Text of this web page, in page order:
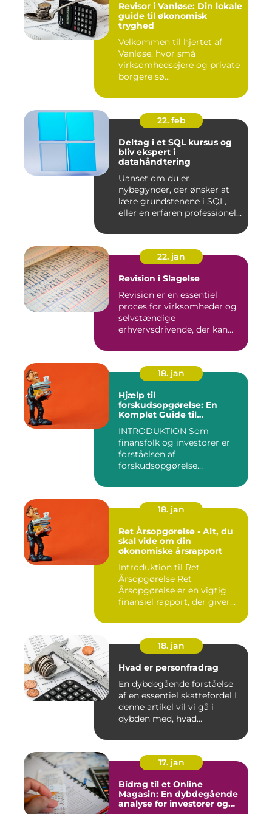
Revisor i Vanløse: Din lokale
guide til økonomisk
tryghed
Velkommen til hjertet af
Vanløse, hvor små
virksomhedsejere og private
borgere sø...
22. feb
Deltag i et SQL kursus og
bliv ekspert i
datahåndtering
Uanset om du er
nybegynder, der ønsker at
lære grundstenene i SQL,
eller en erfaren professionel,
22. jan
Revision i Slagelse
Revision er en essentiel
proces for virksomheder og
selvstændige
erhvervsdrivende, der kan
18. jan
Hjælp til
forskudsopgørelse: En
Komplet Guide til
INTRODUKTION Som
finansfolk og investorer er
forståelsen af
forskudsopgørelse
18. jan
Ret Årsopgørelse - Alt, du
skal vide om din
økonomiske årsrapport
Introduktion til Ret
Årsopgørelse Ret
Årsopgørelse er en vigtig
finansiel rapport, der giver
18. jan
Hvad er personfradrag
En dybdegående forståelse
af en essentiel skattefordel I
denne artikel vil vi gå i
dybden med, hvad...
17. jan
Bidrag til et Online
Magasin: En dybdegående
analyse for investorer og